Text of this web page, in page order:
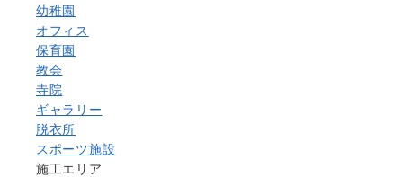
幼稚園
オフィス
保育園
教会
寺院
ギャラリー
脱衣所
スポーツ施設
施工エリア